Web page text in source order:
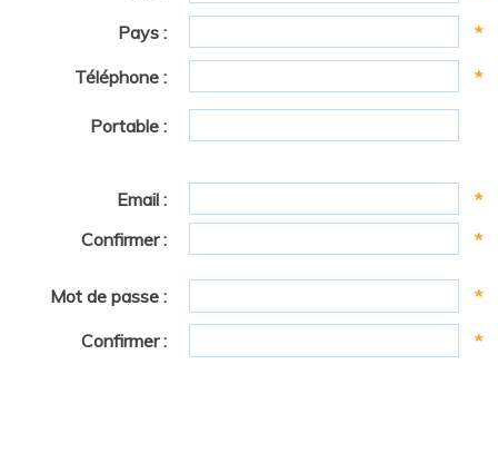
Pays :
*
Téléphone :
*
Portable :
Email :
*
Confirmer :
*
Mot de passe :
*
Confirmer :
*